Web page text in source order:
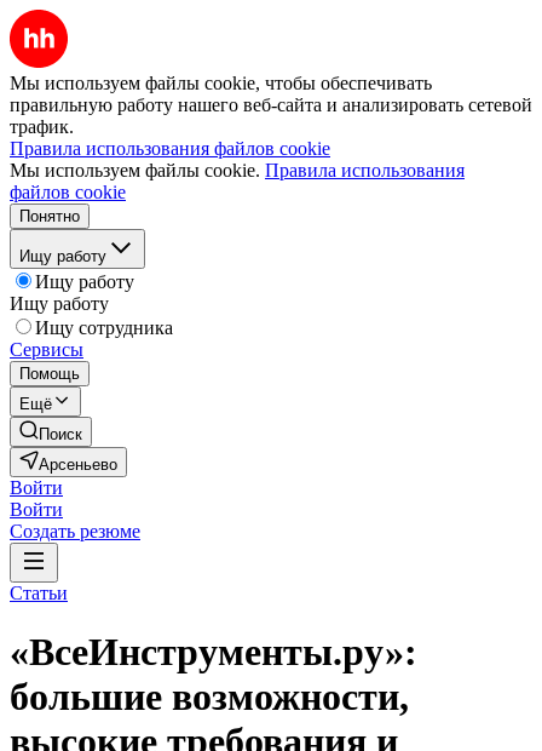
Мы используем файлы cookie, чтобы обеспечивать
правильную работу нашего веб-сайта и анализировать сетевой
трафик.
Правила использования файлов cookie
Мы используем файлы cookie. Правила использования
файлов cookie
Понятно
Ищу работу
Ищу работу
Ищу работу
Ищу сотрудника
Сервисы
Помощь
Ещё
Поиск
Арсеньево
Войти
Войти
Создать резюме
Статьи
«ВсеИнструменты.ру»:
большие возможности,
высокие требования и